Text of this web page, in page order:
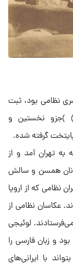
نظامی بود، ثبت
کرد. عکس‌های لوئیجی پشه Luigi Pesce) )جزو نخستین و
گرفته‌ شده.
بود؛ جوان ۲۳ساله‌ای که به تهران آمد و از
همسن و سالش
نظامی که از اروپا
عکاسان نظامی از
لوئیجی
و زبان فارسی را
با ایرانی‌های